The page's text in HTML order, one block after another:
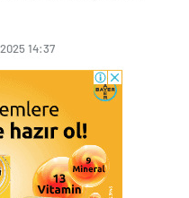
14:37